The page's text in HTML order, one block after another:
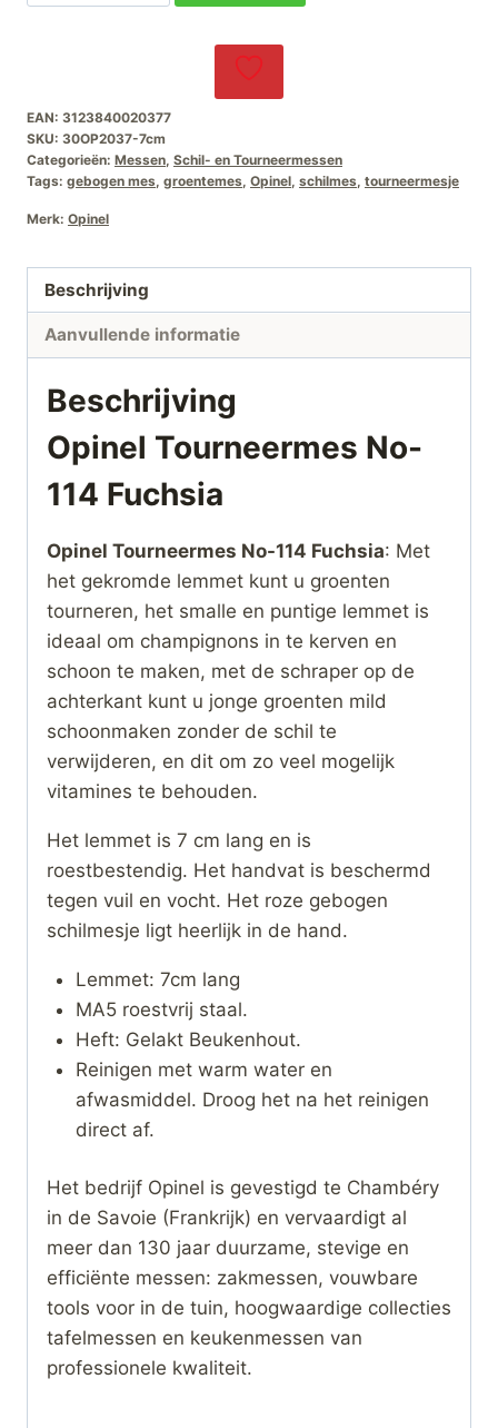
Tourneermes
aantal
EAN: 3123840020377
SKU: 30OP2037-7cm
Categorieën: Messen, Schil- en Tourneermessen
Tags: gebogen mes, groentemes, Opinel, schilmes, tourneermesje
Merk: Opinel
Beschrijving
Aanvullende informatie
Beschrijving
Opinel Tourneermes No-
114 Fuchsia
Opinel Tourneermes No-114 Fuchsia: Met
het gekromde lemmet kunt u groenten
tourneren, het smalle en puntige lemmet is
ideaal om champignons in te kerven en
schoon te maken, met de schraper op de
achterkant kunt u jonge groenten mild
schoonmaken zonder de schil te
verwijderen, en dit om zo veel mogelijk
vitamines te behouden.
Het lemmet is 7 cm lang en is
roestbestendig. Het handvat is beschermd
tegen vuil en vocht. Het roze gebogen
schilmesje ligt heerlijk in de hand.
Lemmet: 7cm lang
MA5 roestvrij staal.
Heft: Gelakt Beukenhout.
Reinigen met warm water en
afwasmiddel. Droog het na het reinigen
direct af.
Het bedrijf Opinel is gevestigd te Chambéry
in de Savoie (Frankrijk) en vervaardigt al
meer dan 130 jaar duurzame, stevige en
efficiënte messen: zakmessen, vouwbare
tools voor in de tuin, hoogwaardige collecties
tafelmessen en keukenmessen van
professionele kwaliteit.